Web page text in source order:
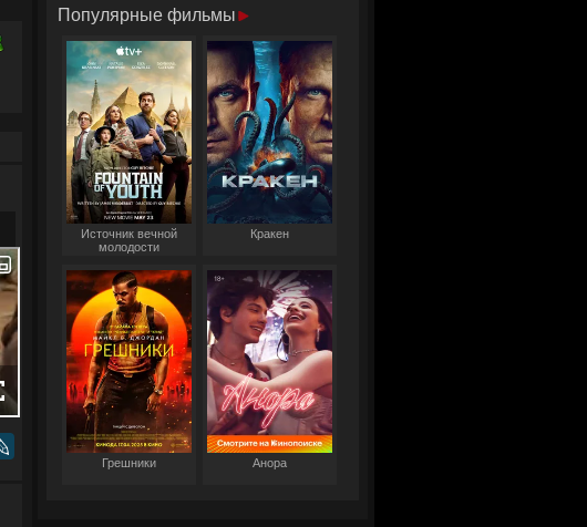
Популярные фильмы
Источник вечной
молодости
Кракен
Грешники Анора